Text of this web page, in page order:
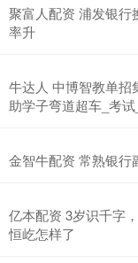
聚富人配资 浦发银行
率升
牛达人 中博智教单招
助学子弯道超车_考
金智牛配资 常熟银行
亿本配资 3岁识千字
恒屹怎样了